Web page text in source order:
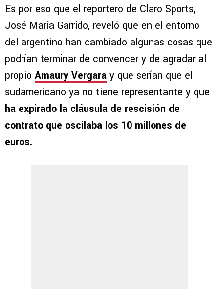
Es por eso que el reportero de Claro Sports,
José María Garrido, reveló que en el entorno
del argentino han cambiado algunas cosas que
podrían terminar de convencer y de agradar al
propio Amaury Vergara y que serían que el
sudamericano ya no tiene representante y que
ha expirado la cláusula de rescisión de
contrato que oscilaba los 10 millones de
euros.